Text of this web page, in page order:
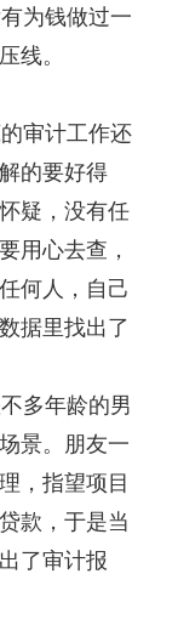
为钱做过一
线。
审计工作还
的要好得
疑，没有任
用心去查，
何人，自己
据里找出了
多年龄的男
景。朋友一
，指望项目
款，于是当
了审计报